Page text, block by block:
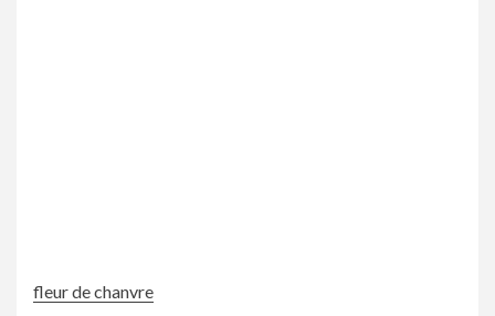
fleur de chanvre